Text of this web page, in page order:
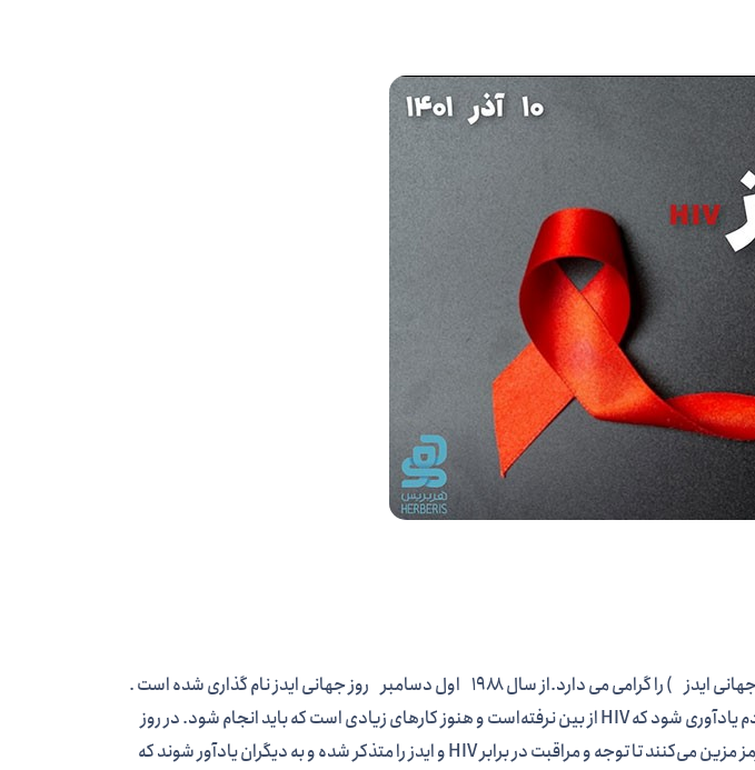
فضل دارو 1 دسامبر مصادف با 10 آذر (روز جهانی ایدز ) را گرامی می دارد.از سال ۱۹۸۸ اول دسامبر روز جهانی ایدز نام گذاری شده است .
هدف عمده از این کار این است که به عموم مردم یادآوری شود که HIV از بین نرفته‌است و هنوز کارهای زیادی است که باید انجام شود. در روز
جهانی ایدز مردم لباس‌های شان را به روبان قرمز مزین می‌کنند تا توجه و مراقبت در برابر HIV و ایدز را متذکر شده و به دیگران یادآور شوند که